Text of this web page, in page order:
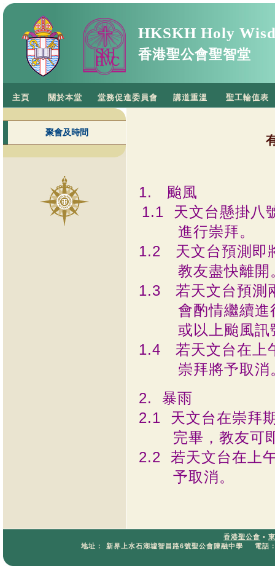
HKSKH Holy
香港聖公會聖智堂
主頁 關於本堂 堂務促進委員會 講道重溫 聖工輪值表
聚會及時間
1. 颱風
1.1 天文台懸掛八
進行崇拜。
1.2 天文台預測即
教友盡快離開
1.3 若天文台預測
會酌情繼續進行
或以上颱風訊號
1.4 若天文台在上
崇拜將予取消
2. 暴雨
2.1 天文台在崇拜
完畢，教友可
2.2 若天文台在上
予取消。
香港聖公會 •
地址：
新界上水石湖墟智昌路6號聖公會陳融中學 電話